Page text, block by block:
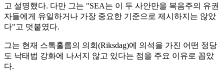
고 설명했다. 다만 그는 "SEA는 이 두 사안만을 복음주의 유권
자들에게 유일하거나 가장 중요한 기준으로 제시하지는 않았
다"고 덧붙였다.
그는 현재 스톡홀름의 의회(Riksdag)에 의석을 가진 어떤 정당
도 낙태법 강화에 나서지 않고 있다는 점을 주요 이유로 꼽았
다.